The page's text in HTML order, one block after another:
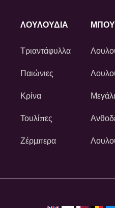
ΛΟΥΛΟΎΔΙΑ
Τριαντάφυλλα
Παιώνιες
Κρίνα
Τουλίπες
Ζέρμπερα